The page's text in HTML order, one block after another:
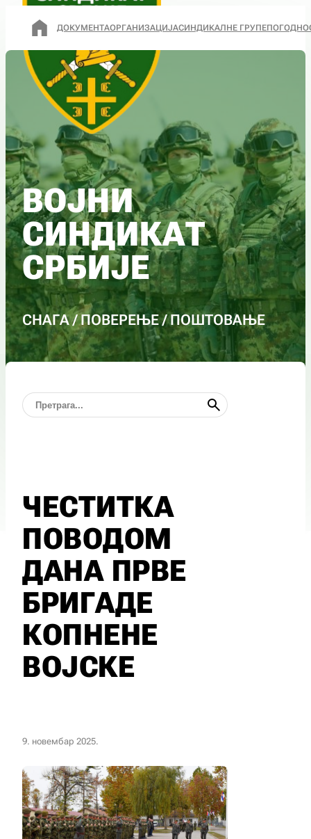
ДОКУМЕНТАОРГАНИЗАЦИЈАСИНДИКАЛНЕ ГРУПЕ
ВОЈНИ
СИНДИКАТ
СРБИЈЕ
СНАГА / ПОВЕРЕЊЕ / ПОШТОВАЊЕ
ЧЕСТИТКА
ПОВОДОМ
ДАНА ПРВЕ
БРИГАДЕ
КОПНЕНЕ
ВОЈСКЕ
9. новембар 2025.